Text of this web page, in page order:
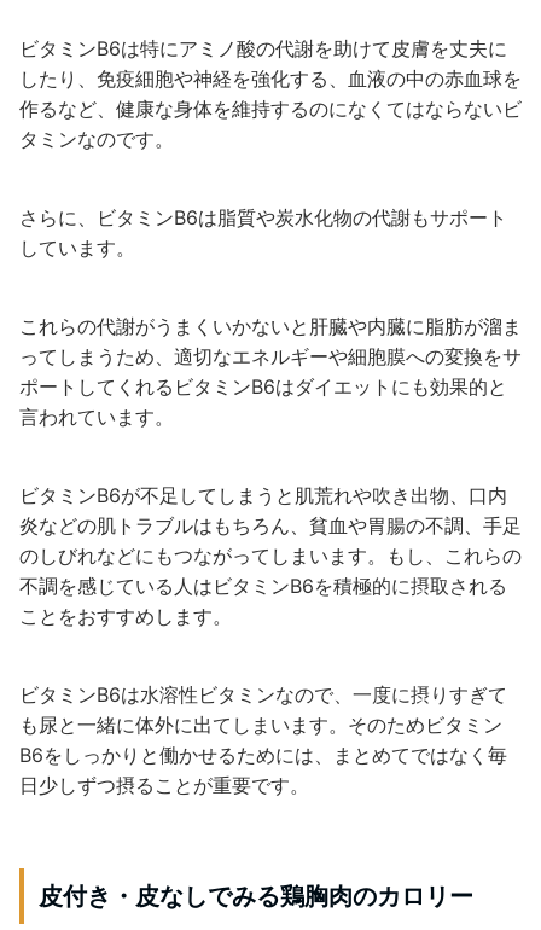
ビタミンB6は特にアミノ酸の代謝を助けて皮膚を丈夫に
したり、免疫細胞や神経を強化する、血液の中の赤血球を
作るなど、健康な身体を維持するのになくてはならないビ
タミンなのです。
さらに、ビタミンB6は脂質や炭水化物の代謝もサポート
しています。
これらの代謝がうまくいかないと肝臓や内臓に脂肪が溜ま
ってしまうため、適切なエネルギーや細胞膜への変換をサ
ポートしてくれるビタミンB6はダイエットにも効果的と
言われています。
ビタミンB6が不足してしまうと肌荒れや吹き出物、口内
炎などの肌トラブルはもちろん、貧血や胃腸の不調、手足
のしびれなどにもつながってしまいます。もし、これらの
不調を感じている人はビタミンB6を積極的に摂取される
ことをおすすめします。
ビタミンB6は水溶性ビタミンなので、一度に摂りすぎて
も尿と一緒に体外に出てしまいます。そのためビタミン
B6をしっかりと働かせるためには、まとめてではなく毎
日少しずつ摂ることが重要です。
皮付き・皮なしでみる鶏胸肉のカロリー